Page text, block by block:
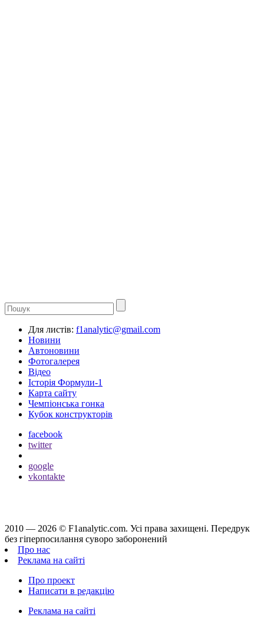
Для листів: f1analytic@gmail.com
Новини
Автоновини
Фотогалерея
Відео
Історія Формули-1
Карта сайту
Чемпіонська гонка
Кубок конструкторів
facebook
twitter
google
vkontakte
2010 — 2026 © F1analytic.com. Усi права захищенi. Передрук
без гіперпосилання суворо заборонений
Про нас
Реклама на сайті
Про проект
Написати в редакцію
Реклама на сайті